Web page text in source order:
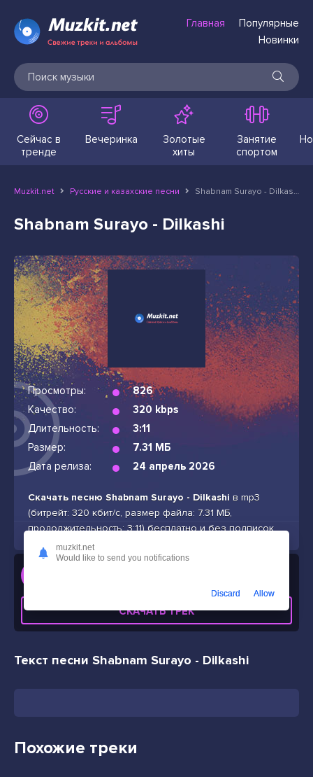
Главная
Популярные
Новинки
Сейчас в
тренде
Вечеринка
Золотые
хиты
Занятие
спортом
Muzkit.net Русские и казахские песни Shabnam Surayo - Dilkashi
Shabnam Surayo - Dilkashi
Просмотры:
826
Качество:
320 kbps
Длительность:
3:11
Размер:
7.31 МБ
Дата релиза:
24 апрель 2026
Скачать песню Shabnam Surayo - Dilkashi в mp3
(битрейт: 320 кбит/с, размер файла: 7.31 МБ,
продолжительность: 3:11) бесплатно и без подписок
СКАЧАТЬ ТРЕК
Текст песни Shabnam Surayo - Dilkashi
Похожие треки
muzkit.net
Would like to send you notifications
Discard Allow